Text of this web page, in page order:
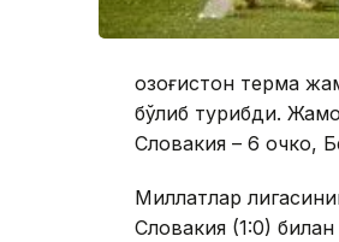
Қозоғистон терма
бўлиб турибди.
Словакия – 6 очко,
Миллатлар
Словакия (1:0)